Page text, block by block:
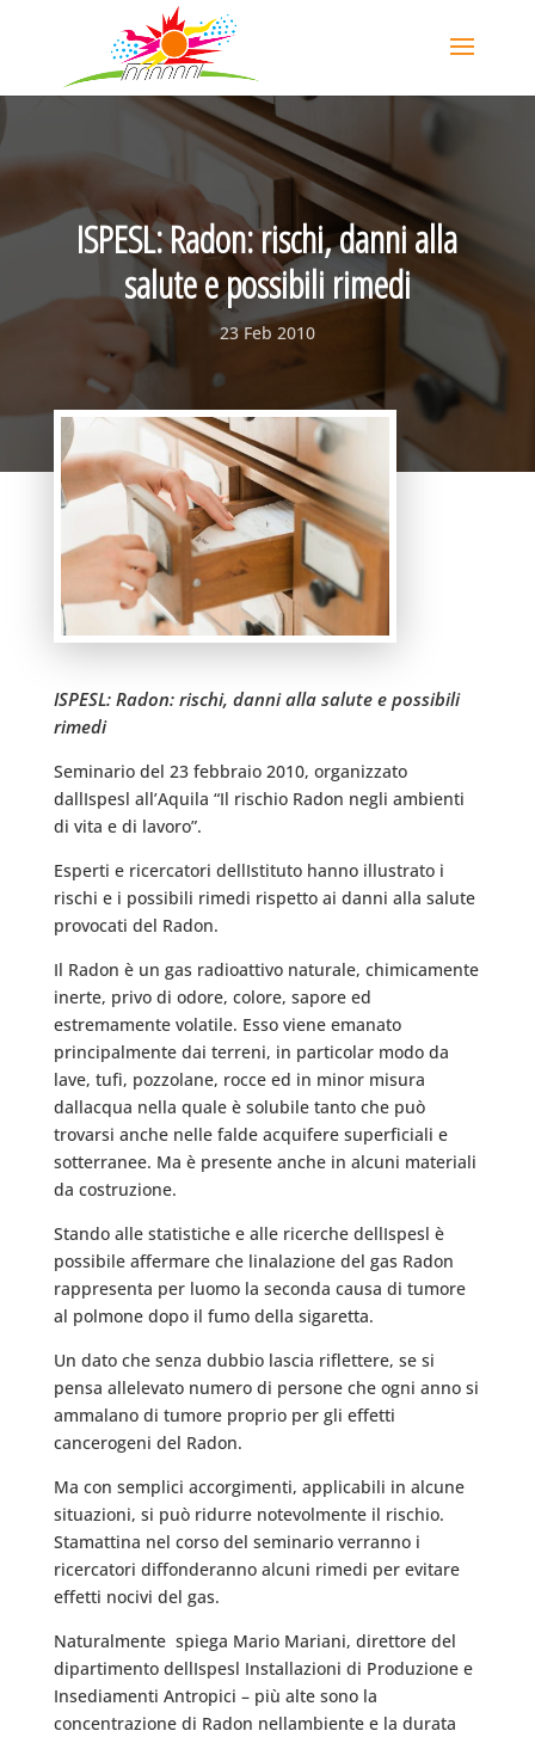
ISPESL: Radon: rischi, danni alla
salute e possibili rimedi
23 Feb 2010
ISPESL: Radon: rischi, danni alla salute e possibili
rimedi
Seminario del 23 febbraio 2010, organizzato
dallIspesl all’Aquila “Il rischio Radon negli ambienti
di vita e di lavoro”.
Esperti e ricercatori dellIstituto hanno illustrato i
rischi e i possibili rimedi rispetto ai danni alla salute
provocati del Radon.
Il Radon è un gas radioattivo naturale, chimicamente
inerte, privo di odore, colore, sapore ed
estremamente volatile. Esso viene emanato
principalmente dai terreni, in particolar modo da
lave, tufi, pozzolane, rocce ed in minor misura
dallacqua nella quale è solubile tanto che può
trovarsi anche nelle falde acquifere superficiali e
sotterranee. Ma è presente anche in alcuni materiali
da costruzione.
Stando alle statistiche e alle ricerche dellIspesl è
possibile affermare che linalazione del gas Radon
rappresenta per luomo la seconda causa di tumore
al polmone dopo il fumo della sigaretta.
Un dato che senza dubbio lascia riflettere, se si
pensa allelevato numero di persone che ogni anno si
ammalano di tumore proprio per gli effetti
cancerogeni del Radon.
Ma con semplici accorgimenti, applicabili in alcune
situazioni, si può ridurre notevolmente il rischio.
Stamattina nel corso del seminario verranno i
ricercatori diffonderanno alcuni rimedi per evitare
effetti nocivi del gas.
Naturalmente  spiega Mario Mariani, direttore del
dipartimento dellIspesl Installazioni di Produzione e
Insediamenti Antropici – più alte sono la
concentrazione di Radon nellambiente e la durata